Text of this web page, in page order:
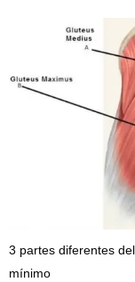
3 partes diferentes
mínimo